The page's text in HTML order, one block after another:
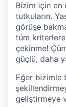
Bizim için en
tutkuların.
görüşe
tüm
çekinme!
güçlü, daha
Eğer bizimle
geliştirmeye